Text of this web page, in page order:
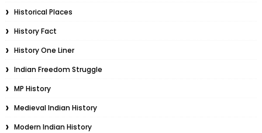
Historical Places
History Fact
History One Liner
Indian Freedom Struggle
MP History
Medieval Indian History
Modern Indian History